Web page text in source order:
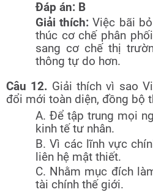
Đáp án: B
Giải thích:Việc bãi
thúc cơ chế phân
sang cơ chế thị
thông tự do hơn.
Câu 12. Giải thích vì sao
đổi mới toàn diện, đồng bộ
A. Để tập trung mọi
kinh tế tư nhân.
B. Vì các lĩnh vực
liên hệ mật thiết.
C. Nhằm mục đích
tài chính thế giới.